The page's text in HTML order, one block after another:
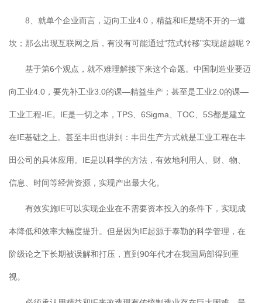
8、就单个企业而言，迈向工业4.0，精益和IE是绕不开的一道
坎；那么出现互联网之后，有没有可能通过“范式转移”实现超越呢？
基于第6个观点，就不难理解接下来这个命题。中国制造业要迈
向工业4.0，要先补工业3.0的课—精益生产；甚至是工业2.0的课—
工业工程-IE。IE是一切之本，TPS、6Sigma、TOC、5S都是建立
在IE基础之上。甚至丰田也讲到：丰田生产方式就是工业工程在丰
田公司的具体应用。IE是以科学的方法，有效地利用人、财、物、
信息、时间等经营资源，实现产出最大化。
有效实施IE可以实现企业在不需要资本投入的条件下，实现成
本降低和效率大幅度提升。但是因为IE起源于泰勒的科学管理，在
阶级论之下长期被误解和打压，直到90年代才在我国局部得到重
视。